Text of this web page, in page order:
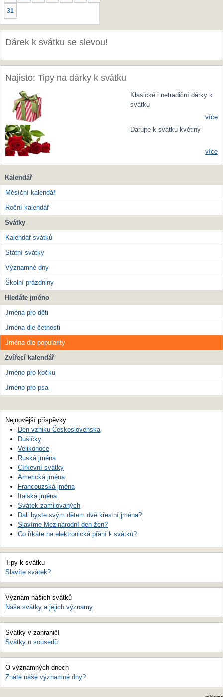
31
Dárek k svátku se slevou!
Najisto: Tipy na dárky k svátku
Klasické i netradiční dárky k
svátku
více
Darujte k svátku květiny
více
Kalendář
Měsíční kalendář
Roční kalendář
Svátky
Kalendář svátků
Státní svátky
Významné dny
Školní prázdniny
Hledáte jméno
Jména pro děti
Jména dle četnosti
Jména dle popularity
Zvířecí kalendář
Jméno pro kočku
Jméno pro psa
Nejnovější příspěvky
Den vzniku Československa
Dušičky
Velikonoce
Ruská jména
Církevní svátky
Americká jména
Francouzská jména
Italská jména
Svátek zamilovaných
Dali byste svým dětem dvě křestní jména?
Slavíme Mezinárodní den žen?
Co říkáte na elektronická přání k svátku?
Tipy k svátku
Slavíte svátek?
Význam našich svátků
Naše svátky a jejich významy
Svátky v zahraničí
Svátky u sousedů
O významných dnech
Znáte naše významné dny?